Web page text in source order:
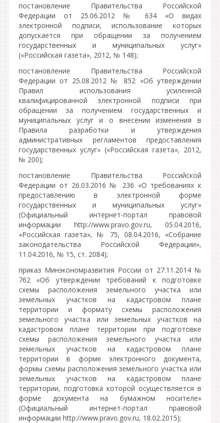
постановление Правительства Российской
Федерации от 25.06.2012 № 634 «О видах
электронной подписи, использование которых
допускается при обращении за получением
государственных и муниципальных услуг»
(«Российская газета», 2012, № 148);
постановление Правительства Российской
Федерации от 25.08.2012 № 852 «Об утверждении
Правил использования усиленной
квалифицированной электронной подписи при
обращении за получением государственных и
муниципальных услуг и о внесении изменения в
Правила разработки и утверждения
административных регламентов предоставления
государственных услуг» («Российская газета», 2012,
№ 200);
постановление Правительства Российской
Федерации от 26.03.2016 № 236 «О требованиях к
предоставлению в электронной форме
государственных и муниципальных услуг»
(Официальный интернет-портал правовой
информации http://www.pravo.gov.ru, 05.04.2016,
«Российская газета», № 75, 08.04.2016, «Собрание
законодательства Российской Федерации»,
11.04.2016, № 15, ст. 2084);
приказ Минэкономразвития России от 27.11.2014 №
762 «Об утверждении требований к подготовке
схемы расположения земельного участка или
земельных участков на кадастровом плане
территории и формату схемы расположения
земельного участка или земельных участков на
кадастровом плане территории при подготовке
схемы расположения земельного участка или
земельных участков на кадастровом плане
территории в форме электронного документа,
формы схемы расположения земельного участка или
земельных участков на кадастровом плане
территории, подготовка которой осуществляется в
форме документа на бумажном носителе»
(Официальный интернет-портал правовой
информации http://www.pravo.gov.ru, 18.02.2015);